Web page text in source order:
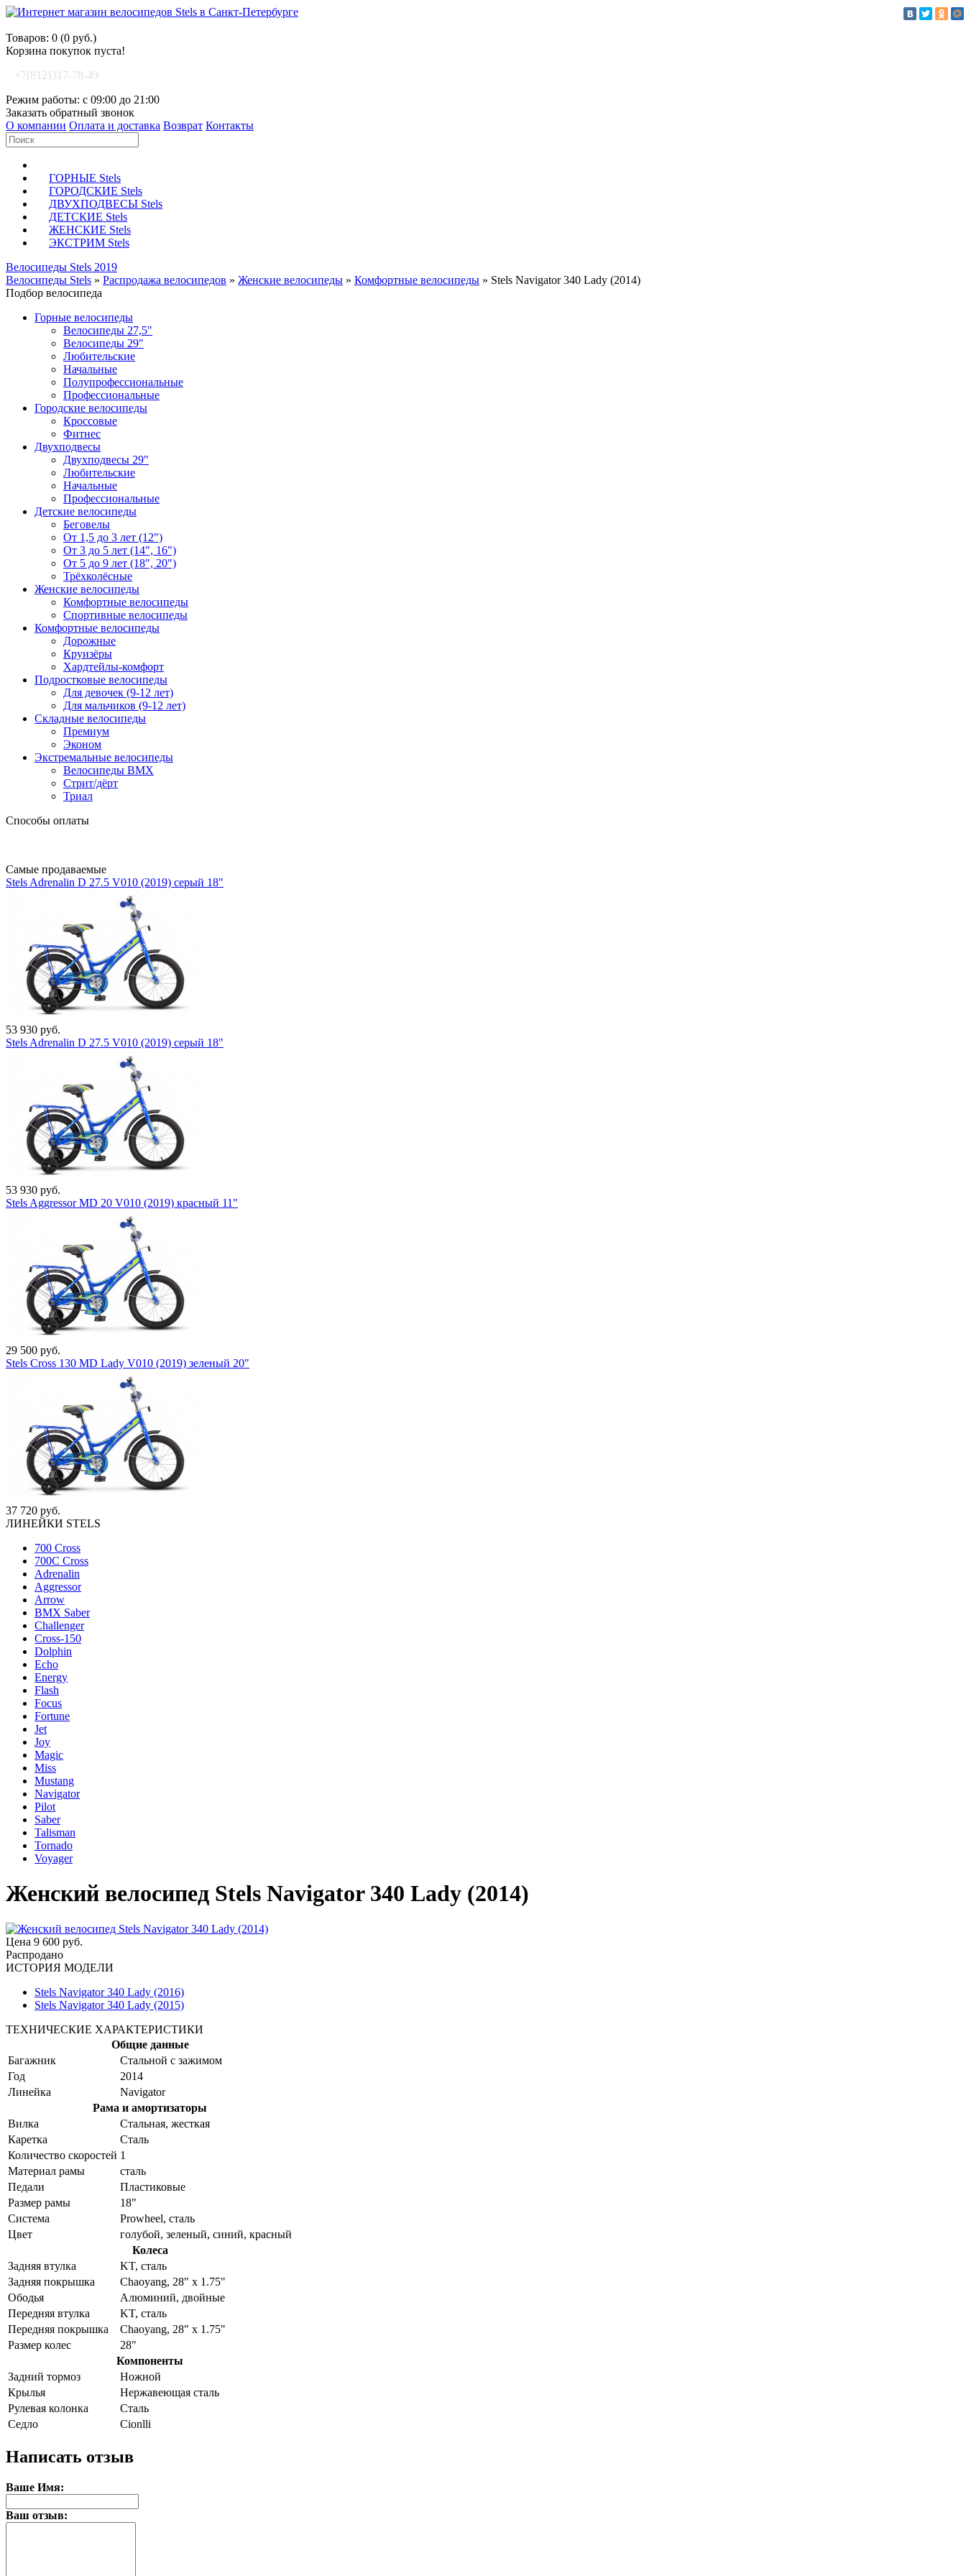
Товаров: 0 (0 руб.)
Корзина покупок пуста!
+7(812)317-78-49
Режим работы: с 09:00 до 21:00
Заказать обратный звонок
О компании Оплата и доставка Возврат Контакты
ГОРНЫЕ Stels
ГОРОДСКИЕ Stels
ДВУХПОДВЕСЫ Stels
ДЕТСКИЕ Stels
ЖЕНСКИЕ Stels
ЭКСТРИМ Stels
Велосипеды Stels 2019
Велосипеды Stels » Распродажа велосипедов » Женские велосипеды » Комфортные велосипеды » Stels Navigator 340 Lady (2014)
Подбор велосипеда
Горные велосипеды
Велосипеды 27,5"
Велосипеды 29"
Любительские
Начальные
Полупрофессиональные
Профессиональные
Городские велосипеды
Кроссовые
Фитнес
Двухподвесы
Двухподвесы 29"
Любительские
Начальные
Профессиональные
Детские велосипеды
Беговелы
От 1,5 до 3 лет (12")
От 3 до 5 лет (14", 16")
От 5 до 9 лет (18", 20")
Трёхколёсные
Женские велосипеды
Комфортные велосипеды
Спортивные велосипеды
Комфортные велосипеды
Дорожные
Круизёры
Хардтейлы-комфорт
Подростковые велосипеды
Для девочек (9-12 лет)
Для мальчиков (9-12 лет)
Складные велосипеды
Премиум
Эконом
Экстремальные велосипеды
Велосипеды BMX
Стрит/дёрт
Триал
Способы оплаты
Самые продаваемые
Stels Adrenalin D 27.5 V010 (2019) серый 18"
53 930 руб.
Stels Adrenalin D 27.5 V010 (2019) серый 18"
53 930 руб.
Stels Aggressor MD 20 V010 (2019) красный 11"
29 500 руб.
Stels Cross 130 MD Lady V010 (2019) зеленый 20"
37 720 руб.
ЛИНЕЙКИ STELS
700 Cross
700C Cross
Adrenalin
Aggressor
Arrow
BMX Saber
Challenger
Cross-150
Dolphin
Echo
Energy
Flash
Focus
Fortune
Jet
Joy
Magic
Miss
Mustang
Navigator
Pilot
Saber
Talisman
Tornado
Voyager
Женский велосипед Stels Navigator 340 Lady (2014)
Цена 9 600 руб.
Распродано
ИСТОРИЯ МОДЕЛИ
Stels Navigator 340 Lady (2016)
Stels Navigator 340 Lady (2015)
ТЕХНИЧЕСКИЕ ХАРАКТЕРИСТИКИ
Общие данные
Багажник
Стальной с зажимом
Год
2014
Линейка
Navigator
Рама и амортизаторы
Вилка
Стальная, жесткая
Каретка
Сталь
Количество скоростей 1
Материал рамы
сталь
Педали
Пластиковые
Размер рамы
18"
Система
Prowheel, сталь
Цвет
голубой, зеленый, синий, красный
Колеса
Задняя втулка
KT, сталь
Задняя покрышка
Chaoyang, 28" x 1.75"
Ободья
Алюминий, двойные
Передняя втулка
KT, сталь
Передняя покрышка
Chaoyang, 28" x 1.75"
Размер колес
28"
Компоненты
Задний тормоз
Ножной
Крылья
Нержавеющая сталь
Рулевая колонка
Сталь
Седло
Cionlli
Написать отзыв
Ваше Имя:
Ваш отзыв: